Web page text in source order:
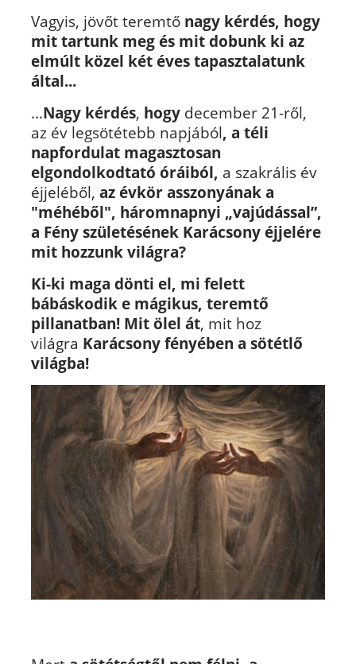
Vagyis, jövőt teremtő nagy kérdés, hogy
mit tartunk meg és mit dobunk ki az
elmúlt közel két éves tapasztalatunk
által...
...Nagy kérdés, hogydecember 21-ről,
az év legsötétebb napjából, a téli
napfordulat magasztosan
elgondolkodtató óráiból, a szakrális év
éjjeléből, az évkör asszonyának a
"méhéből", háromnapnyi „vajúdással”,
a Fény születésének Karácsony éjjelére
mit hozzunk világra?
Ki-ki maga dönti el, mi felett
bábáskodik e mágikus, teremtő
pillanatban! Mit ölel át, mit hoz
világra Karácsony fényében a sötétlő
világba!